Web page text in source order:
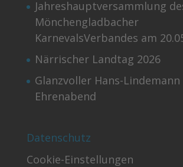
Jahreshauptversammlung
Mönchengladbacher
KarnevalsVerbandes am
Närrischer Landtag 2026
Glanzvoller Hans-Lindemann
Ehrenabend
Datenschutz
Cookie-Einstellungen